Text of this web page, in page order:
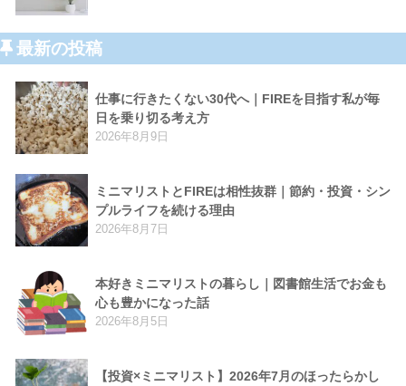
最新の投稿
仕事に行きたくない30代へ｜FIREを目指す私が毎
日を乗り切る考え方
2026年8月9日
ミニマリストとFIREは相性抜群｜節約・投資・シン
プルライフを続ける理由
2026年8月7日
本好きミニマリストの暮らし｜図書館生活でお金も
心も豊かになった話
2026年8月5日
【投資×ミニマリスト】2026年7月のほったらかし